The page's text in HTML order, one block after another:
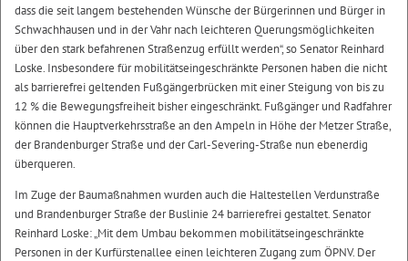
dass die seit langem bestehenden Wünsche der Bürgerinnen und Bürger in
Schwachhausen und in der Vahr nach leichteren Querungsmöglichkeiten
über den stark befahrenen Straßenzug erfüllt werden“, so Senator Reinhard
Loske. Insbesondere für mobilitätseingeschränkte Personen haben die nicht
als barrierefrei geltenden Fußgängerbrücken mit einer Steigung von bis zu
12 % die Bewegungsfreiheit bisher eingeschränkt. Fußgänger und Radfahrer
können die Hauptverkehrsstraße an den Ampeln in Höhe der Metzer Straße,
der Brandenburger Straße und der Carl-Severing-Straße nun ebenerdig
überqueren.
Im Zuge der Baumaßnahmen wurden auch die Haltestellen Verdunstraße
und Brandenburger Straße der Buslinie 24 barrierefrei gestaltet. Senator
Reinhard Loske: „Mit dem Umbau bekommen mobilitätseingeschränkte
Personen in der Kurfürstenallee einen leichteren Zugang zum ÖPNV. Der